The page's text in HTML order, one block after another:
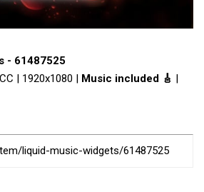
- 61487525
| 1920x1080 | Music included 🎸 |
liquid-music-widgets/61487525